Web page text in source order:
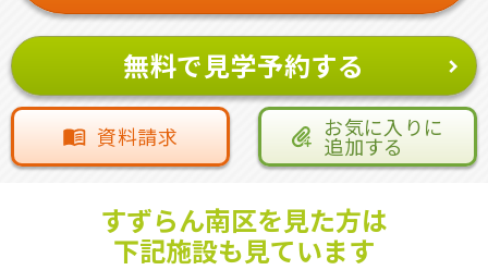
無料で見学予約する
資料請求 お気に入りに
追加する
すずらん南区を見た方は
下記施設も見ています